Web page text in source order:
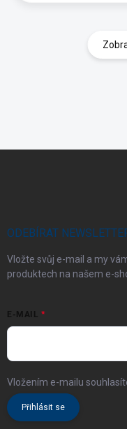
ODEBÍRAT
Vložte svůj e-mail a my
produktech na našem e-
E-MAIL
Vložením e-mailu
Přihlásit se